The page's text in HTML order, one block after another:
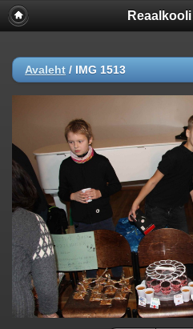
Avaleht / IMG 1513